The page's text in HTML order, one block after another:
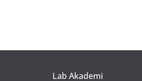
Lab Akademi